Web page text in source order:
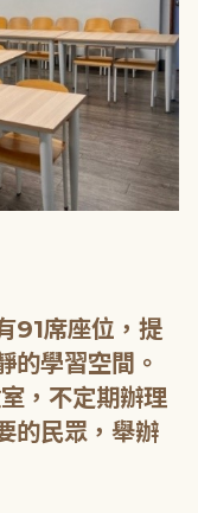
91席座位，提
的學習空間。
，不定期辦理
的民眾，舉辦